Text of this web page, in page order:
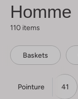
Homme
110 items
Baskets
Pointure
40 41